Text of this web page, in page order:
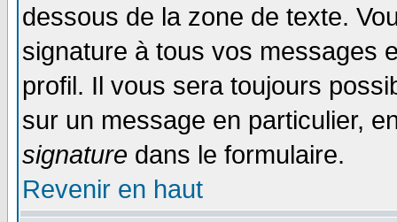
dessous de la zone de texte.
signature à tous vos messages
profil. Il vous sera toujours
sur un message en particulier,
signature dans le formulaire.
Revenir en haut